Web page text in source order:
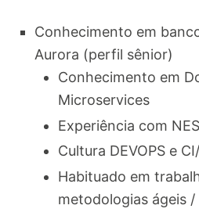
Conhecimento em
Aurora (perfil sênior)
Conhecimento em
Microservices
Experiência com
Cultura DEVOPS e
Habituado em
metodologias ágeis /